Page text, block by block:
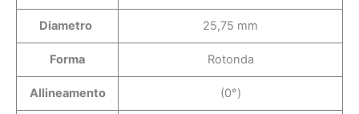
Diametro 25,75 mm
Forma Rotonda
Allineamento (0°)